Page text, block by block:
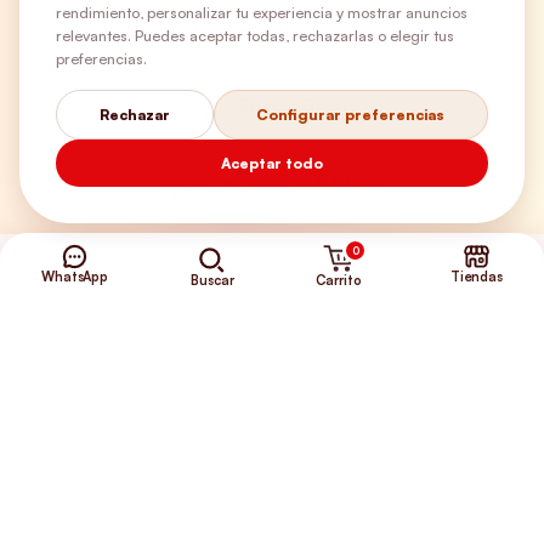
¿Necesitas ayuda?
Envíos Gratis
+56 9 5646 8188
WhatsApp Buscar
0
Carrito Tiendas
rendimiento, personalizar tu experiencia y mostrar anuncios
relevantes. Puedes aceptar todas, rechazarlas o elegir tus
preferencias.
Rechazar Configurar preferencias
Aceptar todo